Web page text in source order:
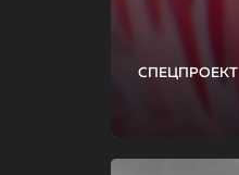
СПЕЦПРОЕКТ